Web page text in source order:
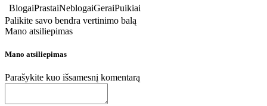
BlogaiPrastaiNeblogaiGeraiPuikiai
Palikite savo bendra vertinimo balą
Mano atsiliepimas
Mano atsiliepimas
Parašykite kuo išsamesnį komentarą